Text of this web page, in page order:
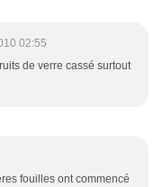
02:55
de verre cassé surtout
fouilles ont commencé